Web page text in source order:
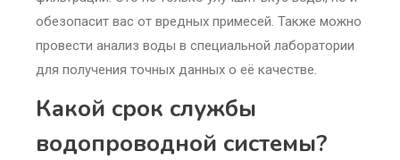
обезопасит вас от вредных примесей. Также можно
провести анализ воды в специальной лаборатории
для получения точных данных о её качестве.
Какой срок службы
водопроводной системы?